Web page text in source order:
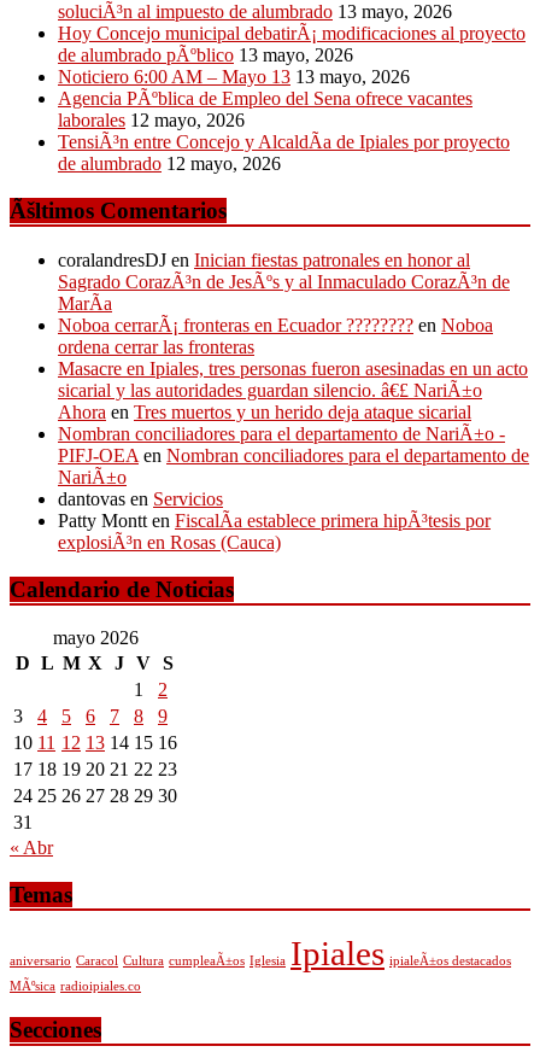
soluciÃ³n al impuesto de alumbrado 13 mayo, 2026
Hoy Concejo municipal debatirÃ¡ modificaciones al proyecto
de alumbrado pÃºblico 13 mayo, 2026
Noticiero 6:00 AM – Mayo 13 13 mayo, 2026
Agencia PÃºblica de Empleo del Sena ofrece vacantes
laborales 12 mayo, 2026
TensiÃ³n entre Concejo y AlcaldÃ­a de Ipiales por proyecto
de alumbrado 12 mayo, 2026
Ãšltimos Comentarios
coralandresDJ en Inician fiestas patronales en honor al
Sagrado CorazÃ³n de JesÃºs y al Inmaculado CorazÃ³n de
MarÃ­a
Noboa cerrarÃ¡ fronteras en Ecuador ???????? en Noboa
ordena cerrar las fronteras
Masacre en Ipiales, tres personas fueron asesinadas en un acto
sicarial y las autoridades guardan silencio. â€£ NariÃ±o
Ahora en Tres muertos y un herido deja ataque sicarial
Nombran conciliadores para el departamento de NariÃ±o -
PIFJ-OEA en Nombran conciliadores para el departamento de
NariÃ±o
dantovas en Servicios
Patty Montt en FiscalÃ­a establece primera hipÃ³tesis por
explosiÃ³n en Rosas (Cauca)
Calendario de Noticias
mayo 2026
D L M X J V S
1
2
3
4 5 6 7 8
9
10 11 12 13 14 15 16
17 18 19 20 21 22 23
24 25 26 27 28 29 30
31
« Abr
Temas
aniversario Caracol Cultura cumpleaÃ±os Iglesia Ipiales ipialeÃ±os destacados
MÃºsica radioipiales.co
Secciones